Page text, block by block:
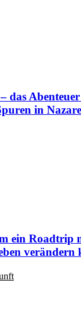
das
in
ein Roadtrip
verändern